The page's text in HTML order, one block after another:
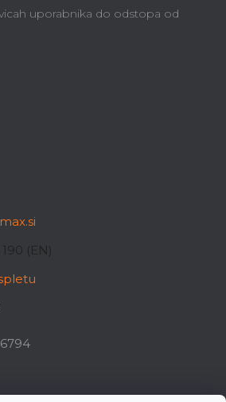
uporabnika do odstopa od
(EN)